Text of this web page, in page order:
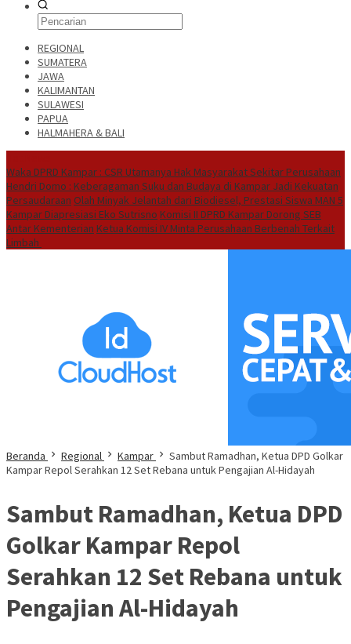
REGIONAL
SUMATERA
JAWA
KALIMANTAN
SULAWESI
PAPUA
HALMAHERA & BALI
Waka DPRD Kampar : CSR Utamanya Hak Masyarakat Sekitar Perusahaan
Hendri Domo : Keberagaman Suku dan Budaya di Kampar Jadi Kekuatan
Persaudaraan Olah Minyak Jelantah dari Biodiesel, Prestasi Siswa MAN 5
Kampar Diapresiasi Eko Sutrisno Komisi II DPRD Kampar Dorong SEB
Antar Kementerian Ketua Komisi IV Minta Perusahaan Berbenah Terkait
Limbah
Beranda Regional Kampar
Sambut Ramadhan, Ketua DPD Golkar
Kampar Repol Serahkan 12 Set Rebana untuk Pengajian Al-Hidayah
Sambut Ramadhan, Ketua DPD
Golkar Kampar Repol
Serahkan 12 Set Rebana untuk
Pengajian Al-Hidayah